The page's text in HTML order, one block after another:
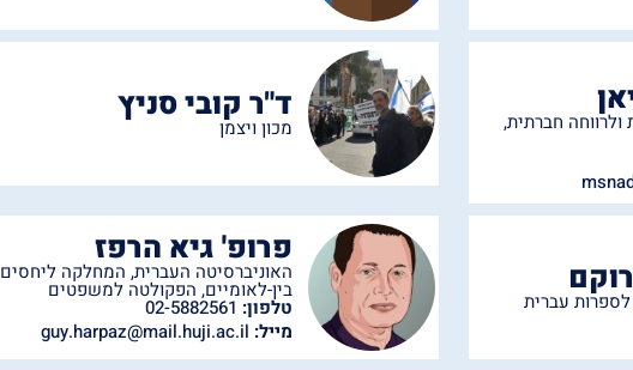
חברתית, ד"ר קובי סניץ
מכון ויצמן
לספרות עברית
פרופ' גיא הרפז
האוניברסיטה העברית, המחלקה ליחסים
בין-לאומיים, הפקולטה למשפטים
טלפון:
מייל: guy.harpaz@mail.huji.ac.il